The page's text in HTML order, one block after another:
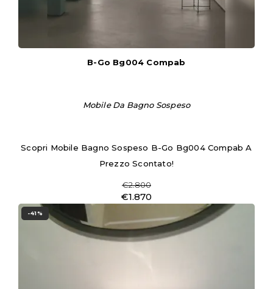
B-Go Bg004 Compab
Mobile Da Bagno Sospeso
Scopri Mobile Bagno Sospeso B-Go Bg004 Compab A
Prezzo Scontato!
€2.800
€1.870
-41%